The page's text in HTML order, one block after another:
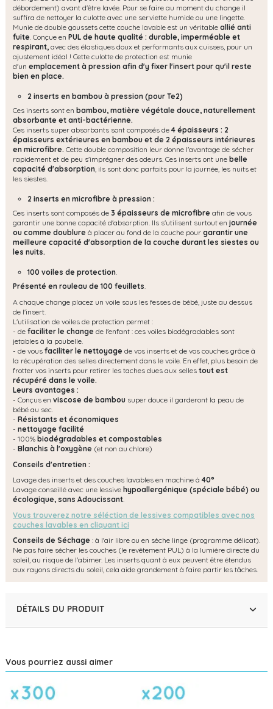
débordement) avant d'être lavée. Pour se faire au moment du change il
suffira de nettoyer la culotte avec une serviette humide ou une lingette.
Munie de double goussets cette couche lavable est un véritable allié anti
fuite. Conçue en PUL de haute qualité : durable, imperméable et
respirant, avec des élastiques doux et performants aux cuisses, pour un
ajustement idéal ! Cette culotte de protection est munie
d'un emplacement à pression afin d'y fixer l'insert pour qu'il reste
bien en place.
2 inserts en bambou à pression (pour Te2)
Ces inserts sont en bambou, matière végétale douce, naturellement
absorbante et anti-bactérienne.
Ces inserts super absorbants sont composés de 4 épaisseurs : 2
épaisseurs extérieures en bambou et de 2 épaisseurs intérieures
en microfibre. Cette double composition leur donne l'avantage de sécher
rapidement et de peu s'imprégner des odeurs. Ces inserts ont une belle
capacité d'absorption, ils sont donc parfaits pour la journée, les nuits et
les siestes.
2 inserts en microfibre à pression :
Ces inserts sont composés de 3 épaisseurs de microfibre afin de vous
garantir une bonne capacité d'absorption. Ils s'utilisent surtout en journée
ou comme doublure à placer au fond de la couche pour garantir une
meilleure capacité d'absorption de la couche durant les siestes ou
les nuits.
100 voiles de protection.
Présenté en rouleau de 100 feuillets.
A chaque change placez un voile sous les fesses de bébé, juste au dessus
de l'insert.
L'utilisation de voiles de protection permet :
- de faciliter le change de l'enfant : ces voiles biodégradables sont
jetables à la poubelle.
- de vous faciliter le nettoyage de vos inserts et de vos couches grâce à
la récupération des selles directement dans le voile. En effet, plus besoin de
frotter vos inserts pour retirer les taches dues aux selles tout est
récupéré dans le voile.
Leurs avantages :
- Conçus en viscose de bambou super douce il garderont la peau de
bébé au sec.
- Résistants et économiques
- nettoyage facilité
- 100% biodégradables et compostables
- Blanchis à l'oxygène (et non au chlore)
Conseils d'entretien :
Lavage des inserts et des couches lavables en machine à 40°
Lavage conseillé avec une lessive hypoallergénique (spéciale bébé) ou
écologique, sans Adoucissant.
Vous trouverez notre séléction de lessives compatibles avec nos
couches lavables en cliquant ici
Conseils de Séchage : à l'air libre ou en sèche linge (programme délicat).
Ne pas faire sécher les couches (le revêtement PUL) à la lumière directe du
soleil, au risque de l'abimer. Les inserts quant à eux peuvent être étendus
aux rayons directs du soleil, cela aide grandement à faire partir les tâches.
DÉTAILS DU PRODUIT
Vous pourriez aussi aimer